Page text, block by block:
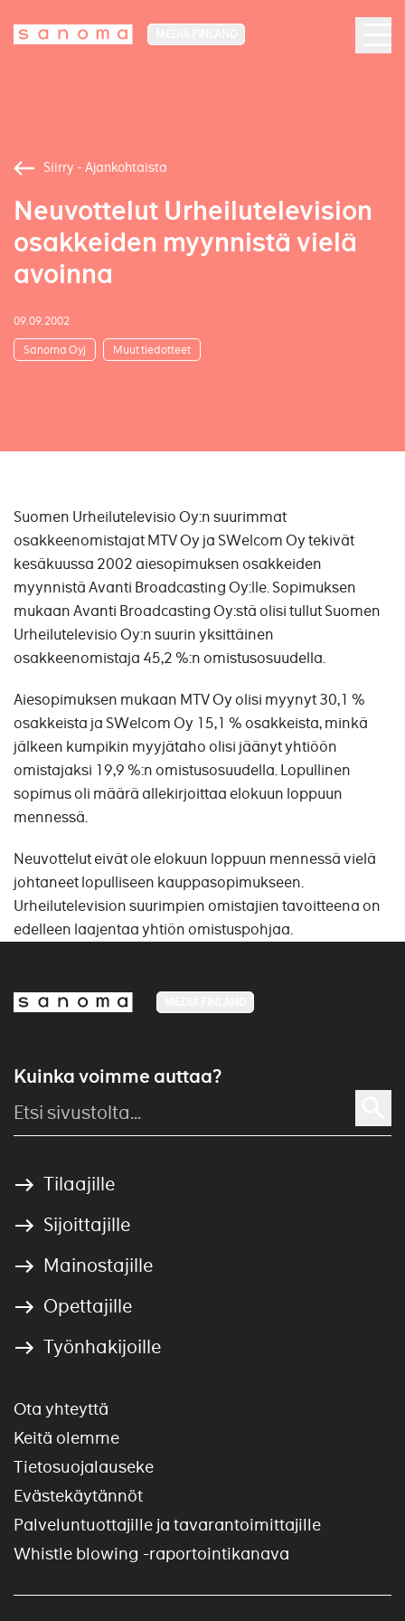
Siirry - Ajankohtaista
Neuvottelut Urheilutelevision
osakkeiden myynnistä vielä
avoinna
09.09.2002
Sanoma Oyj Muut tiedotteet
Suomen Urheilutelevisio Oy:n suurimmat
osakkeenomistajat MTV Oy ja SWelcom Oy tekivät
kesäkuussa 2002 aiesopimuksen osakkeiden
myynnistä Avanti Broadcasting Oy:lle. Sopimuksen
mukaan Avanti Broadcasting Oy:stä olisi tullut Suomen
Urheilutelevisio Oy:n suurin yksittäinen
osakkeenomistaja 45,2 %:n omistusosuudella.
Aiesopimuksen mukaan MTV Oy olisi myynyt 30,1 %
osakkeista ja SWelcom Oy 15,1 % osakkeista, minkä
jälkeen kumpikin myyjätaho olisi jäänyt yhtiöön
omistajaksi 19,9 %:n omistusosuudella. Lopullinen
sopimus oli määrä allekirjoittaa elokuun loppuun
mennessä.
Neuvottelut eivät ole elokuun loppuun mennessä vielä
johtaneet lopulliseen kauppasopimukseen.
Urheilutelevision suurimpien omistajien tavoitteena on
edelleen laajentaa yhtiön omistuspohjaa.
Kuinka voimme auttaa?
Tilaajille
Sijoittajille
Mainostajille
Opettajille
Työnhakijoille
Ota yhteyttä
Keitä olemme
Tietosuojalauseke
Evästekäytännöt
Palveluntuottajille ja tavarantoimittajille
Whistle blowing -raportointikanava